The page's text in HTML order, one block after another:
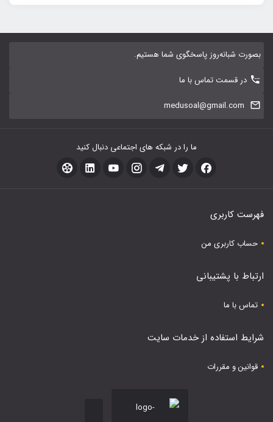
بصورت شبانه‌روز پاسخگوی شما هستیم.
در قسمت تماس با ما
medusoal@gmail.com
ما را در شبکه های اجتماعی دنبال کنید
فهرست کاربری
حساب کاربری من
ارتباط با پشتیبانی
تماس با ما
شرایط استفاده از خدمات سایت
قوانین و مقررات